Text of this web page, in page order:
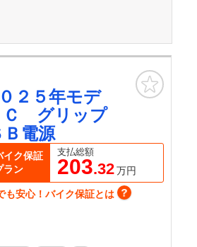
２５年モデ
Ｃ グリップ
電源
イク保証
ラン
支払総額
203.32万円
も安心！バイク保証とは